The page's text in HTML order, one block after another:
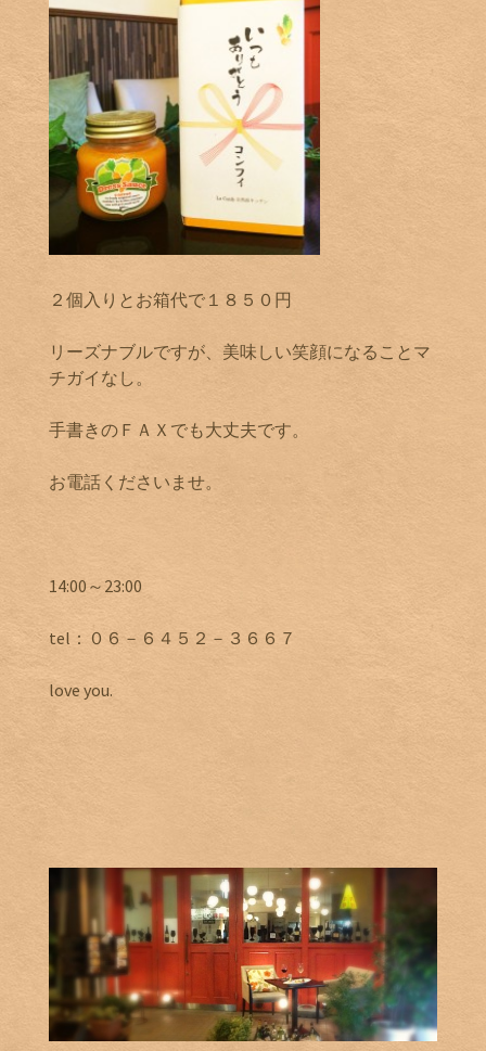
２個入りとお箱代で１８５０円
リーズナブルですが、美味しい笑顔になることマ
チガイなし。
手書きのＦＡＸでも大丈夫です。
お電話くださいませ。
14:00～23:00
tel：０６－６４５２－３６６７
love you.